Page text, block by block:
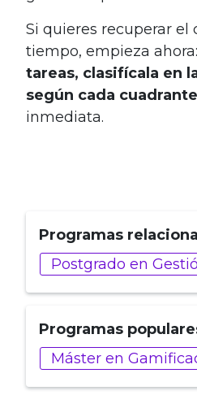
Si quieres recuperar el
tiempo, empieza ahora:
tareas, clasifícala en
según cada
inmediata.
Programas
Postgrado en
Programas
Máster en